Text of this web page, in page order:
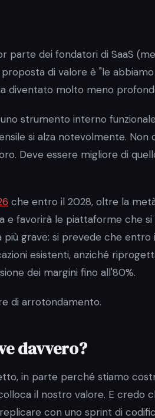
parte dei fondatori di SaaS
di valore è "le
diventato molto meno
strumento interno
si alza notevolmente. Non
Deve essere migliore di
che entro il 2028, oltre la
e favorirà le piattaforme che
più grave: si prevede che
esistenti, anziché
dei margini fino all'80%.
di arrotondamento.
davvero?
in parte perché stiamo
il nostro valore. E credo
con uno sprint di